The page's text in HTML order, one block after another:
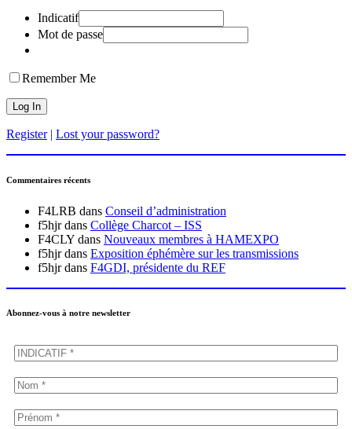
Indicatif
Mot de passe
Remember Me
Register| Lost your password?
Commentaires récents
F4LRB dans Conseil d’administration
f5hjrdans Collège Charcot – ISS
F4CLY dans Nouveaux membres à HAMEXPO
f5hjrdans Exposition éphémère sur les transmissions
f5hjrdans F4GDI, présidente du REF
Abonnez-vous à notre newsletter